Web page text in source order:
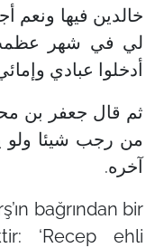
خالدين فيها ونعم
لي في شهر عظمت
أدخلوا عبادي
ثم قال جعفر بن
من رجب شيئا ولو
آخره.
bağrından bir
‘Recep ehli